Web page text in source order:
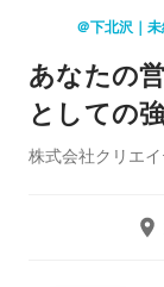
＠下北沢｜
あなたの
としての
株式会社クリエ